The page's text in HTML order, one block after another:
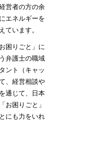
営者の方の余
エネルギーを
ています。
困りごと」に
弁護士の職域
ント（キャッ
、経営相談や
通じて、日本
お困りごと」
にも力をいれ